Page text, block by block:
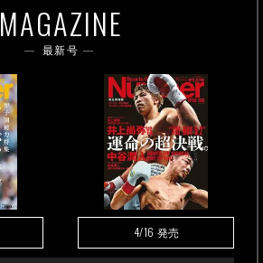
MAGAZINE
最新号
4/16 発売